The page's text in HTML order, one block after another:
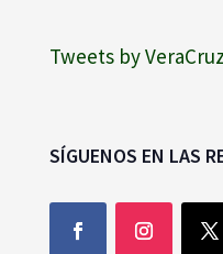
Tweets by
SÍGUENOS EN LAS